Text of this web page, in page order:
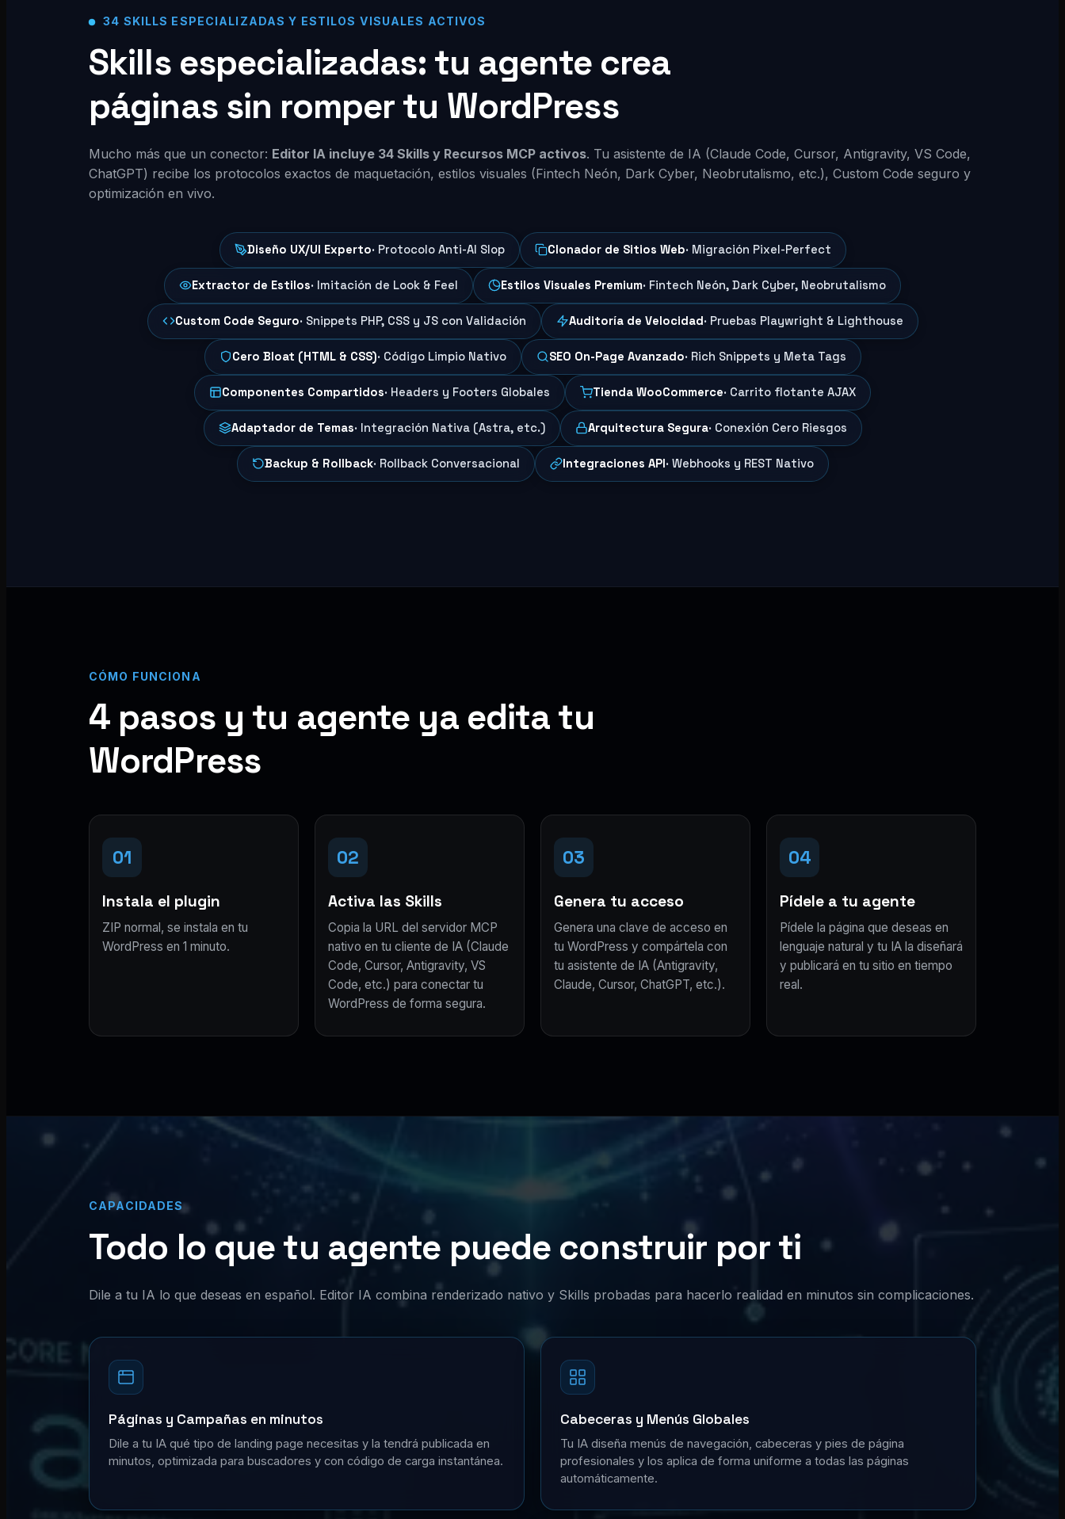
34 SKILLS ESPECIALIZADAS Y ESTILOS VISUALES ACTIVOS
Skills especializadas: tu agente crea
páginas sin romper tu WordPress
Mucho más que un conector: Editor IA incluye 34 Skills y Recursos MCP activos. Tu asistente de IA (Claude Code, Cursor, Antigravity, VS Code,
ChatGPT) recibe los protocolos exactos de maquetación, estilos visuales (Fintech Neón, Dark Cyber, Neobrutalismo, etc.), Custom Code seguro y
optimización en vivo.
Diseño UX/UI Experto· Protocolo Anti-AI Slop Clonador de Sitios Web· Migración Pixel-Perfect
Extractor de Estilos· Imitación de Look & Feel Estilos Visuales Premium· Fintech Neón, Dark Cyber, Neobrutalismo
Custom Code Seguro· Snippets PHP, CSS y JS con Validación Auditoría de Velocidad· Pruebas Playwright & Lighthouse
Cero Bloat (HTML & CSS)· Código Limpio Nativo SEO On-Page Avanzado· Rich Snippets y Meta Tags
Componentes Compartidos· Headers y Footers Globales Tienda WooCommerce· Carrito flotante AJAX
Adaptador de Temas· Integración Nativa (Astra, etc.) Arquitectura Segura· Conexión Cero Riesgos
Backup & Rollback· Rollback Conversacional Integraciones API· Webhooks y REST Nativo
CÓMO FUNCIONA
4 pasos y tu agente ya edita tu
WordPress
01
Instala el plugin
ZIP normal, se instala en tu
WordPress en 1 minuto.
02
Activa las Skills
Copia la URL del servidor MCP
nativo en tu cliente de IA (Claude
Code, Cursor, Antigravity, VS
Code, etc.) para conectar tu
WordPress de forma segura.
03
Genera tu acceso
Genera una clave de acceso en
tu WordPress y compártela con
tu asistente de IA (Antigravity,
Claude, Cursor, ChatGPT, etc.).
04
Pídele a tu agente
Pídele la página que deseas en
lenguaje natural y tu IA la diseñará
y publicará en tu sitio en tiempo
real.
CAPACIDADES
Todo lo que tu agente puede construir por ti
Dile a tu IA lo que deseas en español. Editor IA combina renderizado nativo y Skills probadas para hacerlo realidad en minutos sin complicaciones.
Páginas y Campañas en minutos
Dile a tu IA qué tipo de landing page necesitas y la tendrá publicada en
minutos, optimizada para buscadores y con código de carga instantánea.
Cabeceras y Menús Globales
Tu IA diseña menús de navegación, cabeceras y pies de página
profesionales y los aplica de forma uniforme a todas las páginas
automáticamente.